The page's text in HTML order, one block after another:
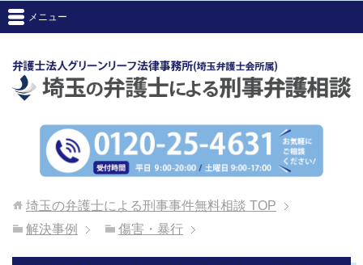
メニュー
埼玉の弁護士による刑事事件無料相談 TOP
解決事例
傷害・暴行